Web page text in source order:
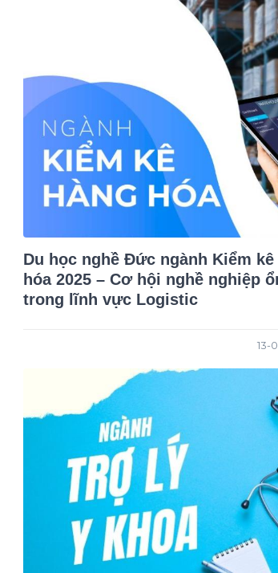
Du học nghề Đức ngành Kiểm kê
hóa 2025 – Cơ hội nghề nghiệp
trong lĩnh vực Logistic
13-